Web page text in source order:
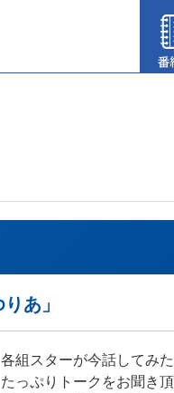
あ」
各組スターが今話してみ
たっぷりトークをお聞き